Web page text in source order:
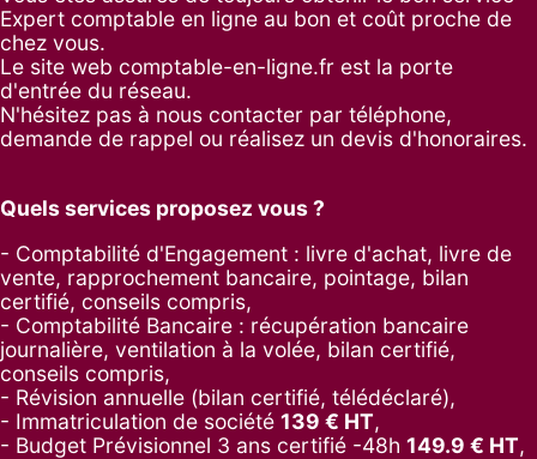
Expert comptable en ligne au bon et coût proche de
chez vous.
Le site web comptable-en-ligne.fr est la porte
d'entrée du réseau.
N'hésitez pas à nous contacter par téléphone,
demande de rappel ou réalisez un devis d'honoraires.
Quels services proposez vous ?
- Comptabilité d'Engagement : livre d'achat, livre de
vente, rapprochement bancaire, pointage, bilan
certifié, conseils compris,
- Comptabilité Bancaire : récupération bancaire
journalière, ventilation à la volée, bilan certifié,
conseils compris,
- Révision annuelle (bilan certifié, télédéclaré),
- Immatriculation de société 139 € HT,
- Budget Prévisionnel 3 ans certifié -48h 149.9 € HT,